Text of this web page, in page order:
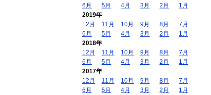
6月
5月 4月 3月 2月
1月
2019年
12月
11月 10月 9月 8月
7月
6月
5月 4月 3月 2月
1月
2018年
12月
11月 10月 9月 8月
7月
6月
5月 4月 3月 2月
1月
2017年
12月
11月 10月 9月 8月
7月
6月
5月 4月 3月 2月
1月